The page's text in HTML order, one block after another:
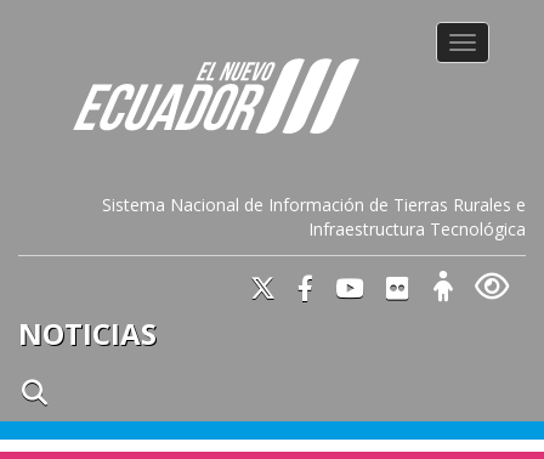
Sistema Nacional de Información de Tierras Rurales e
Infraestructura Tecnológica
Toggle
NOTICIAS